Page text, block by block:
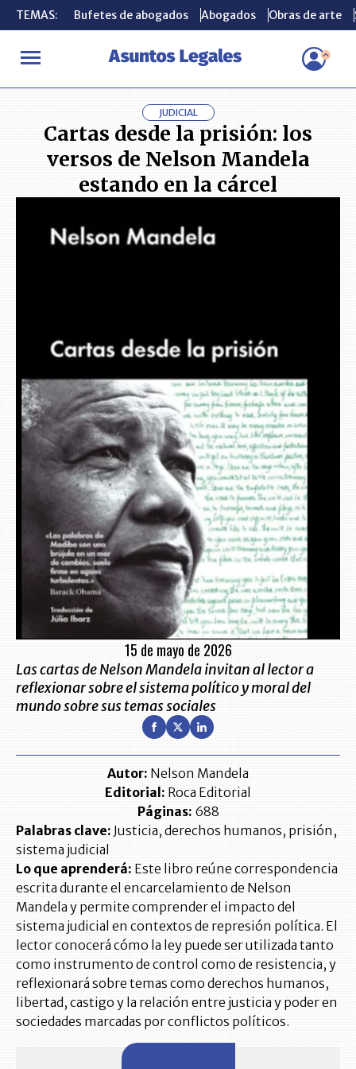
TEMAS: Bufetes de abogados Abogados Obras de arte
INICIO LIBROS Cartas desde la prisión: los versos de Nelson
TEMAS: Bufetes de abogados Abogados Obras de arte
JUDICIAL
Cartas desde la prisión: los
versos de Nelson Mandela
estando en la cárcel
15 de mayo de 2026
Las cartas de Nelson Mandela invitan al lector a
reflexionar sobre el sistema político y moral del
mundo sobre sus temas sociales
Autor: Nelson Mandela
Editorial: Roca Editorial
Páginas: 688
Palabras clave: Justicia, derechos humanos, prisión,
sistema judicial
Lo que aprenderá: Este libro reúne correspondencia
escrita durante el encarcelamiento de Nelson
Mandela y permite comprender el impacto del
sistema judicial en contextos de represión política. El
lector conocerá cómo la ley puede ser utilizada tanto
como instrumento de control como de resistencia, y
reflexionará sobre temas como derechos humanos,
libertad, castigo y la relación entre justicia y poder en
sociedades marcadas por conflictos políticos.